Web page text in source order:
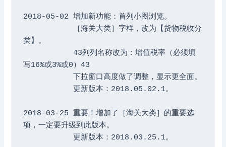
2018-05-02 增加新功能：首列小图浏览。
类】。
写16%或3%或0）43
2018-03-25 重要！增加了［海关大类］的重要选
项，一定要升级到此版本。